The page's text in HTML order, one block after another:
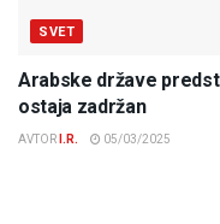
SVET
Arabske države
ostaja zadržan
AVTOR I.R. 05/03/2025